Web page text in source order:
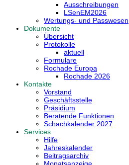
Ausschreibungen
LSenEM2026
Wertungs- und Passwesen
Dokumente
Übersicht
Protokolle
aktuell
Formulare
Rochade Europa
Rochade 2026
Kontakte
Vorstand
Geschäftsstelle
Präsidium
Beratende Funktionen
Schachkalender 2027
Services
Hilfe
Jahreskalender
Beitragsarchiv